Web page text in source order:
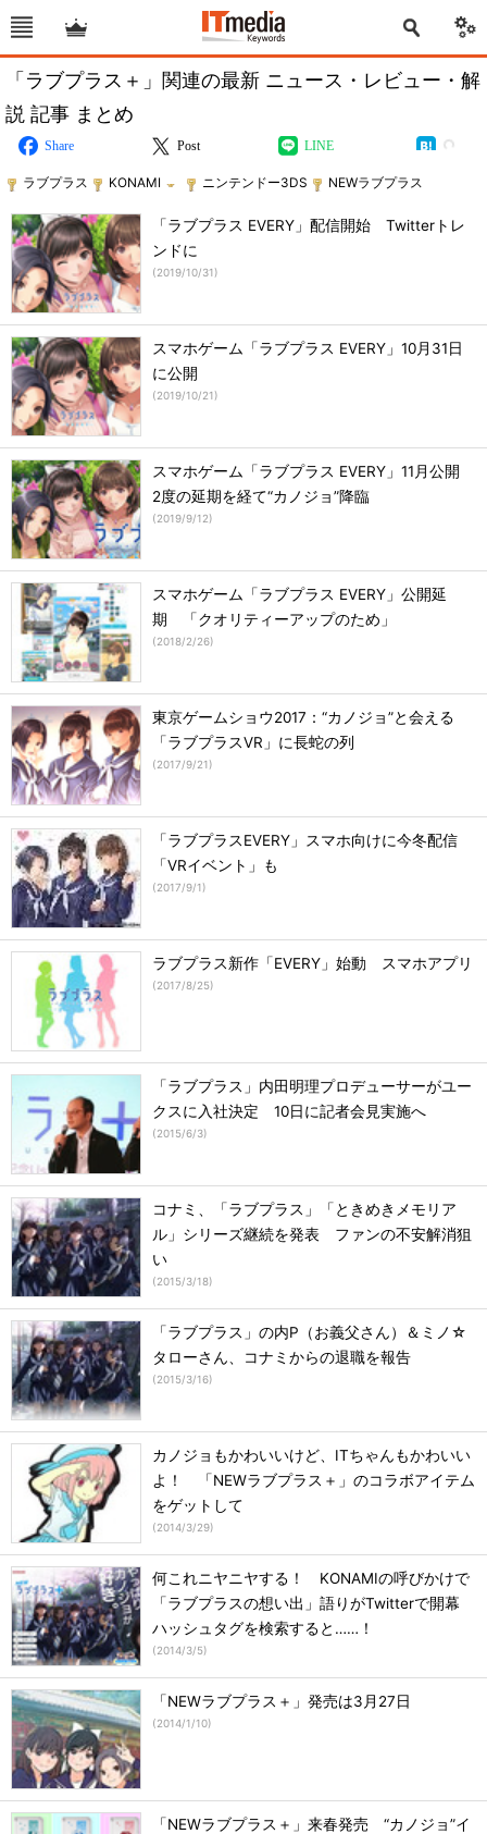
「ラブプラス＋」関連の最新 ニュース・レビュー・解
説 記事 まとめ
Share Post LINE
ラブプラス KONAMI ニンテンドー3DS NEWラブプラス
「ラブプラス EVERY」配信開始 Twitterトレ
ンドに
(2019/10/31)
スマホゲーム「ラブプラス EVERY」10月31日
に公開
(2019/10/21)
スマホゲーム「ラブプラス EVERY」11月公開
2度の延期を経て“カノジョ”降臨
(2019/9/12)
スマホゲーム「ラブプラス EVERY」公開延
期 「クオリティーアップのため」
(2018/2/26)
東京ゲームショウ2017：“カノジョ”と会える
「ラブプラスVR」に長蛇の列
(2017/9/21)
「ラブプラスEVERY」スマホ向けに今冬配信
「VRイベント」も
(2017/9/1)
ラブプラス新作「EVERY」始動 スマホアプリ
(2017/8/25)
「ラブプラス」内田明理プロデューサーがユー
クスに入社決定 10日に記者会見実施へ
(2015/6/3)
コナミ、「ラブプラス」「ときめきメモリア
ル」シリーズ継続を発表 ファンの不安解消狙
い
(2015/3/18)
「ラブプラス」の内P（お義父さん）＆ミノ☆
タローさん、コナミからの退職を報告
(2015/3/16)
カノジョもかわいいけど、ITちゃんもかわいい
よ！ 「NEWラブプラス＋」のコラボアイテム
をゲットして
(2014/3/29)
何これニヤニヤする！ KONAMIの呼びかけで
「ラブプラスの想い出」語りがTwitterで開幕
ハッシュタグを検索すると……！
(2014/3/5)
「NEWラブプラス＋」発売は3月27日
(2014/1/10)
「NEWラブプラス＋」来春発売 “カノジョ”イ